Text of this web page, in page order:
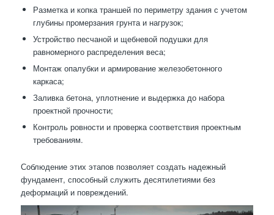
Разметка и копка траншей по периметру здания с учетом
глубины промерзания грунта и нагрузок;
Устройство песчаной и щебневой подушки для
равномерного распределения веса;
Монтаж опалубки и армирование железобетонного
каркаса;
Заливка бетона, уплотнение и выдержка до набора
проектной прочности;
Контроль ровности и проверка соответствия проектным
требованиям.
Соблюдение этих этапов позволяет создать надежный
фундамент, способный служить десятилетиями без
деформаций и повреждений.